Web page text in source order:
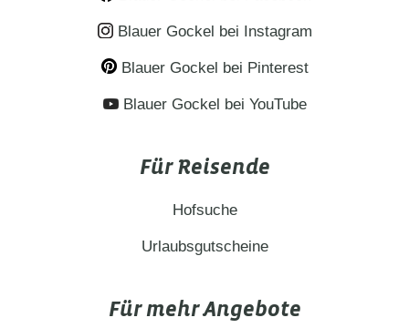
Blauer Gockel bei Instagram
Blauer Gockel bei Pinterest
Blauer Gockel bei YouTube
Für Reisende
Hofsuche
Urlaubsgutscheine
Für mehr Angebote